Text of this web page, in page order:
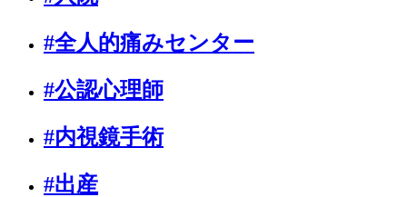
#全人的痛みセンター
#公認心理師
#内視鏡手術
#出産